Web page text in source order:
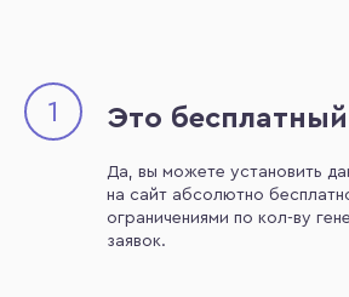
1 Это
Да, вы можете установить
на сайт абсолютно
ограничениями по кол-ву
заявок.